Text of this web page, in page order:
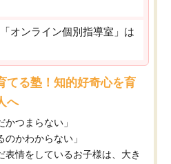
オンライン個別指導室」は
てる塾！知的好奇心を育
へ
かつまらない」
のかわからない」
表情をしているお子様は、大き